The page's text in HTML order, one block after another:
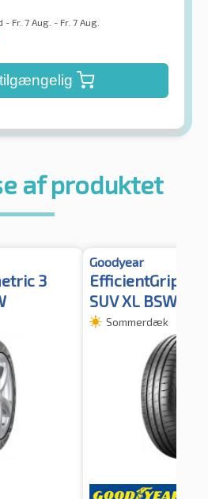
Fr. 7 Aug. - Fr. 7 Aug.
af produktet
3
Goodyear
EfficientGrip
SUV XL BSW
Sommerdæk